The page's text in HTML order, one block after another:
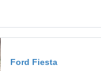
Ford Fiesta